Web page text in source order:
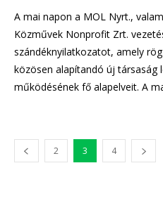
A mai napon a MOL Nyrt.,
Közművek Nonprofit Zrt.
szándéknyilatkozatot, amely
közösen alapítandó új társaság
működésének fő alapelveit. A
2 3 4